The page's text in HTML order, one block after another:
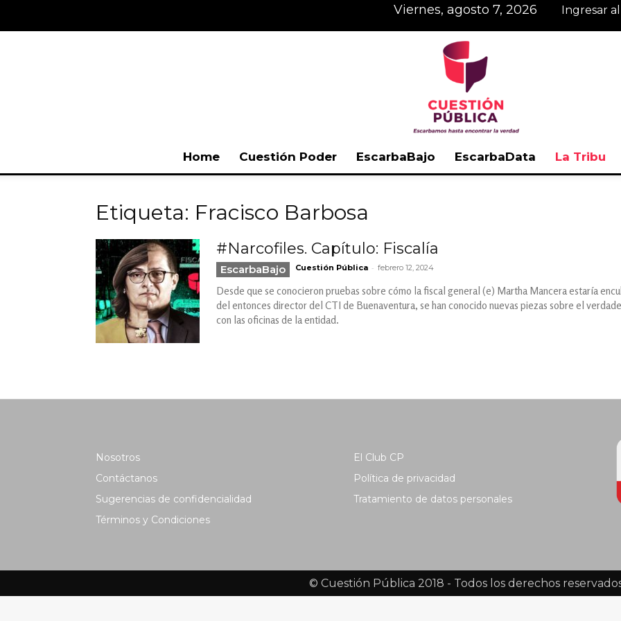
viernes, agosto 7, 2026 Ingresar
Home Cuestión Poder EscarbaBajo EscarbaData La Tribu
Etiqueta: Fracisco Barbosa
#Narcofiles. Capítulo: Fiscalía
EscarbaBajo Cuestión Pública - febrero 12, 2024
Desde que se conocieron pruebas sobre cómo la fiscal general (e) Martha Mancera estaría
del entonces director del CTI de Buenaventura, se han conocido nuevas piezas sobre el
con las oficinas de la entidad.
Nosotros
Contáctanos
Sugerencias de confidencialidad
Términos y Condiciones
El Club CP
Política de privacidad
Tratamiento de datos personales
© Cuestión Pública 2018 - Todos los derechos